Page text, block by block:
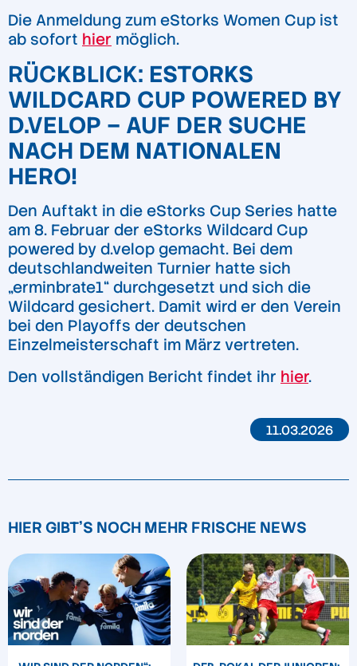
Die Anmeldung zum eStorks Women Cup ist
ab sofort hier möglich.
RÜCKBLICK: ESTORKS
WILDCARD CUP POWERED BY
D.VELOP – AUF DER SUCHE
NACH DEM NATIONALEN
HERO!
Den Auftakt in die eStorks Cup Series hatte
am 8. Februar der eStorks Wildcard Cup
powered by d.velop gemacht. Bei dem
deutschlandweiten Turnier hatte sich
„erminbrate1“ durchgesetzt und sich die
Wildcard gesichert. Damit wird er den Verein
bei den Playoffs der deutschen
Einzelmeisterschaft im März vertreten.
Den vollständigen Bericht findet ihr hier.
11.03.2026
HIER GIBT'S NOCH MEHR FRISCHE NEWS